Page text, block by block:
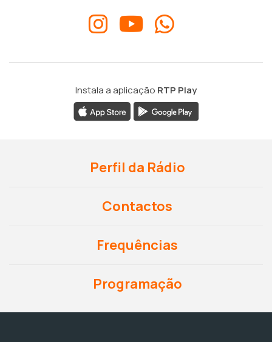
Instala a aplicação RTP Play
Perfil da Rádio
Contactos
Frequências
Programação